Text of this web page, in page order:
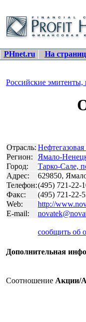
PHnet.ru
На
Российские эмитенты,
Отрасль:
Регион:
Ямало-
Город:
Тарко-Сале,
Адрес:
629850,
Телефон:(495) 721-22-
Факс:
(495) 721-22-
Web:
http://
E-mail:
сообщить об
Дополнительная
Соотношение Акции/